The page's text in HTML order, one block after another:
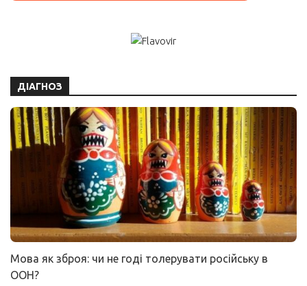
ДІАГНОЗ
Мова як зброя: чи не годі толерувати російську в
ООН?